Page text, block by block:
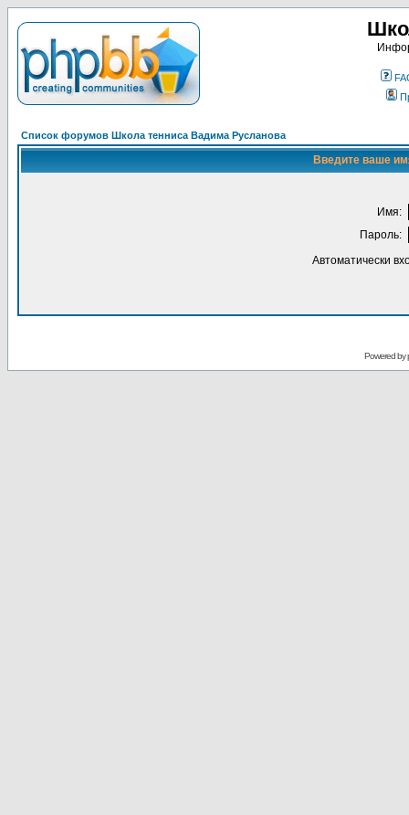
Список форумов Школа тенниса Вадима Русланова
Введите ваше
Имя:
Пароль:
Автоматически
Powered by